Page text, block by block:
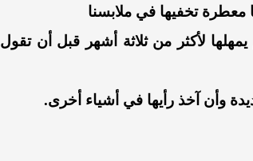
معطرة تخفيها في ملابسنا
لأكثر من ثلاثة أشهر قبل أن تقول
وأن آخذ رأيها في أشياء أخرى.